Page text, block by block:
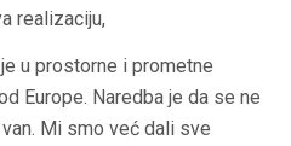
realizaciju,
u prostorne i prometne
Europe. Naredba je da se ne
Mi smo već dali sve